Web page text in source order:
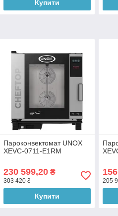
Купити
Пароконвектомат UNOX
XEVC-0711-E1RM
230 599,20₴
303 420 ₴
Купити
205